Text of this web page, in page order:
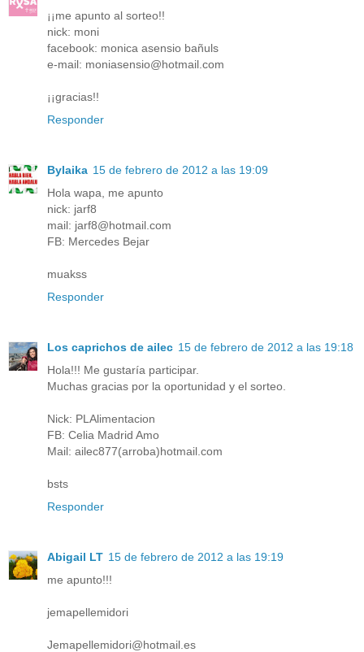
¡¡me apunto al sorteo!!
nick: moni
facebook: monica asensio bañuls
e-mail: moniasensio@hotmail.com
¡¡gracias!!
Responder
Bylaika 15 de febrero de 2012 a las 19:09
Hola wapa, me apunto
nick: jarf8
mail: jarf8@hotmail.com
FB: Mercedes Bejar
muakss
Responder
Los caprichos de ailec 15 de febrero de 2012 a las 19:18
Hola!!! Me gustaría participar.
Muchas gracias por la oportunidad y el sorteo.
Nick: PLAlimentacion
FB: Celia Madrid Amo
Mail: ailec877(arroba)hotmail.com
bsts
Responder
Abigail LT 15 de febrero de 2012 a las 19:19
me apunto!!!
jemapellemidori
Jemapellemidori@hotmail.es